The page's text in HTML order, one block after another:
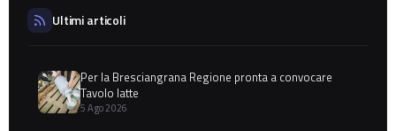
Ultimi articoli
Per la Bresciangrana Regione pronta a convocare
Tavolo latte
5 Ago 2026